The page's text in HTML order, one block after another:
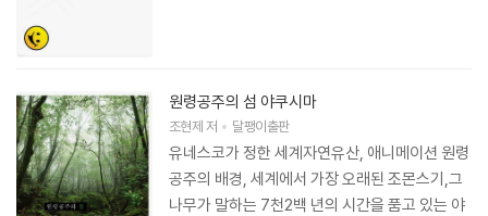
원령공주의 섬 야쿠시마
조현제저 달팽이출판
유네스코가 정한 세계자연유산, 애니메이션 원령
공주의 배경, 세계에서 가장 오래된 조몬스기,그
나무가 말하는 7천2백 년의 시간을 품고 있는 야